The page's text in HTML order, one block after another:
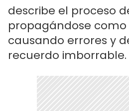
describe el proceso
propagándose
causando errores y
recuerdo imborrable.